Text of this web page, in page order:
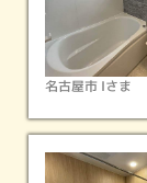
名古屋市 Iさま